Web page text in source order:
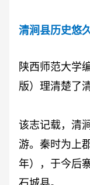
清涧县历史悠
陕西师范大学
版）理清楚了
该志记载，清
游。秦时为上
年），于今后